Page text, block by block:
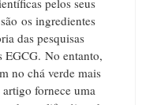
os ingredientes
das pesquisas
EGCG. No entanto,
no chá verde mais
artigo fornece uma